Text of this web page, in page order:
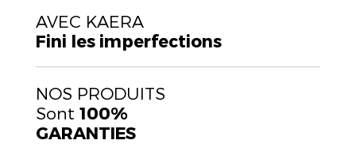
AVEC KAERA
Fini les imperfections
NOS PRODUITS
Sont 100%
GARANTIES